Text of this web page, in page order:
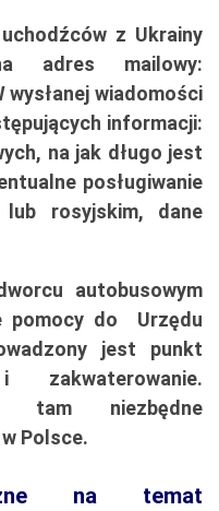
z Ukrainy
adres mailowy:
wysłanej wiadomości
informacji:
na jak długo jest
posługiwanie
rosyjskim, dane
autobusowym
pomocy do Urzędu
jest punkt
tam niezbędne
Polsce.
na temat